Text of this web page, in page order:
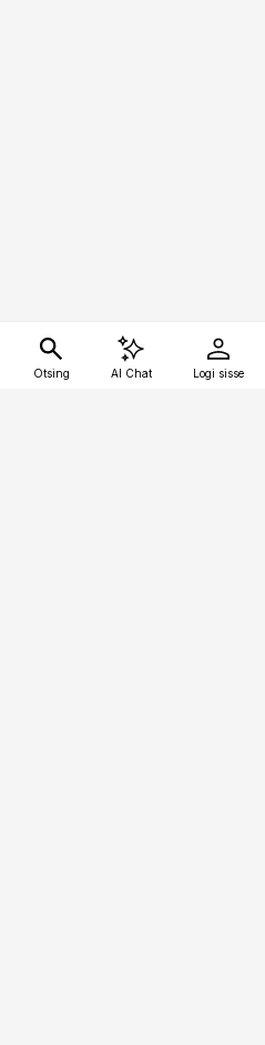
Otsing AI Chat Logi sisse